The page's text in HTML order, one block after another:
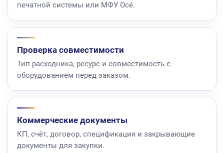
печатной системы или МФУ Océ.
Проверка совместимости
Тип расходника, ресурс и совместимость с
оборудованием перед заказом.
Коммерческие документы
КП, счёт, договор, спецификация и закрывающие
документы для закупки.